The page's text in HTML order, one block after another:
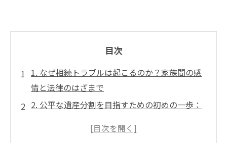
目次
1. なぜ相続トラブルは起こるのか？家族間の感
情と法律のはざまで
2. 公平な遺産分割を目指すための初めの一歩：
3. 感情的な衝突を避けるための具体的な手続き